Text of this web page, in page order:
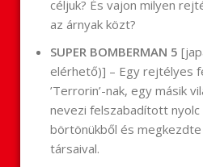
céljuk? És vajon milyen
az árnyak közt?
SUPER BOMBERMAN 5
elérhető)] – Egy rejtélyes
’Terrorin’-nak, egy másik
nevezi felszabadított
börtönükből és
társaival.